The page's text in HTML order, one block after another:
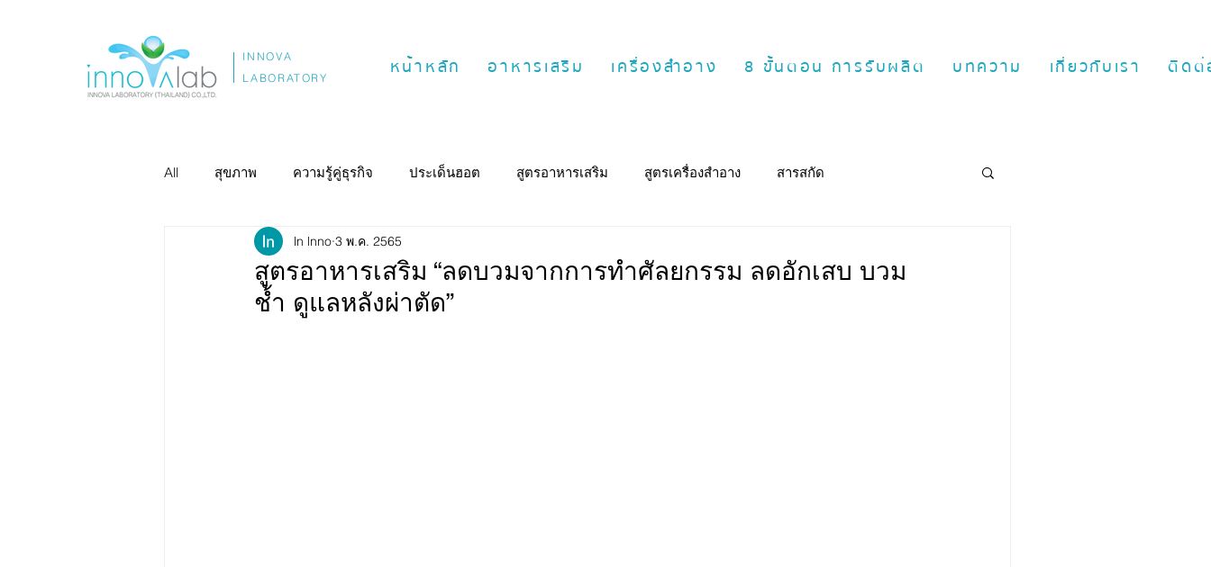
INNOVA
LABORATORY
หน้าหลัก อาหารเสริม เครื่องสำอาง 8 ขั้นตอน การรับผลิต บทความ เกี่ยวกับเรา ติด
All สุขภาพ ความรู้คู่ธุรกิจ ประเด็นฮอต สูตรอาหารเสริม สูตรเครื่องสำอาง สารสกัด
สูตรอาหารเสริม “ลดบวมจากการทำศัลยกรรม ลดอักเสบ บวม
ช้ำ ดูแลหลังผ่าตัด”
ln lnno 3 พ.ค. 2565